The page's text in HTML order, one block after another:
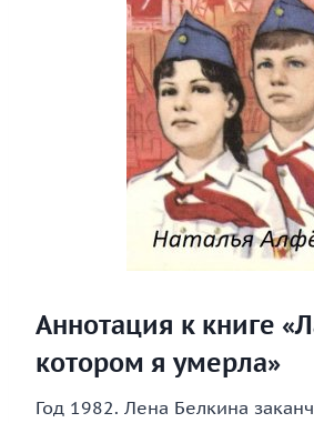
Аннотация к книге
котором я умерла»
Год 1982. Лена Белкина